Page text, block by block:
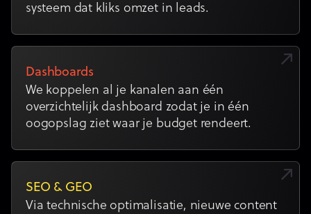
systeem dat kliks omzet in leads.
Dashboards
We koppelen al je kanalen aan één
overzichtelijk dashboard zodat je in één
oogopslag ziet waar je budget rendeert.
SEO & GEO
Via technische optimalisatie, nieuwe content